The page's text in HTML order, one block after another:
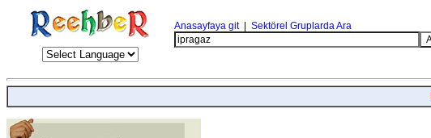
Anasayfaya git| Sektörel Gruplarda Ara